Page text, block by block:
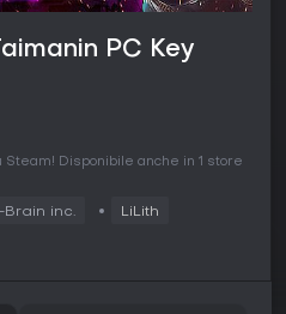
PC Key
Steam! Disponibile anche in 1 store
Brain inc. LiLith